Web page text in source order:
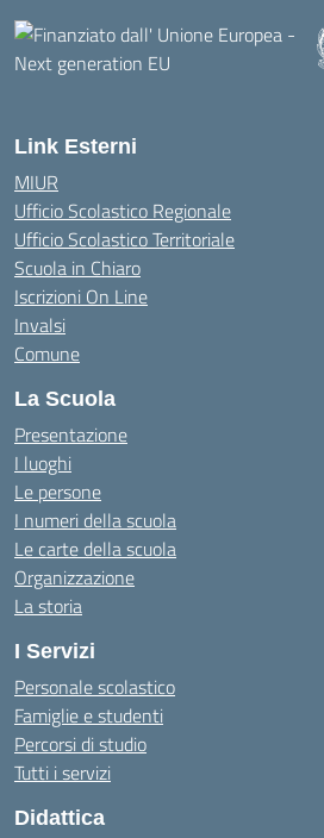
Link Esterni
MIUR
Ufficio Scolastico Regionale
Ufficio Scolastico Territoriale
Scuola in Chiaro
Iscrizioni On Line
Invalsi
Comune
La Scuola
Presentazione
I luoghi
Le persone
I numeri della scuola
Le carte della scuola
Organizzazione
La storia
I Servizi
Personale scolastico
Famiglie e studenti
Percorsi di studio
Tutti i servizi
Didattica